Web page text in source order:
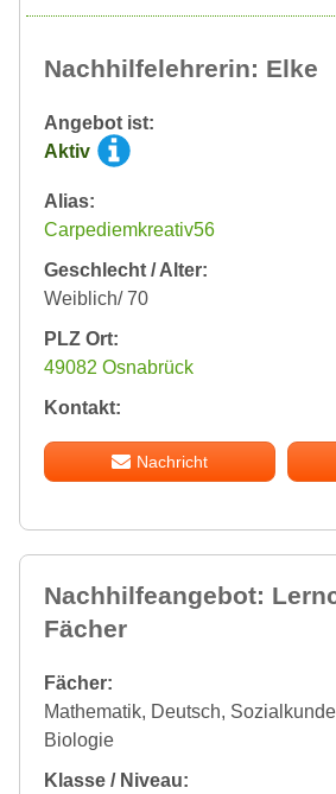
Nachhilfelehrerin: Elke
Angebot ist:
Aktiv
Alias:
Carpediemkreativ56
Geschlecht / Alter:
Weiblich/ 70
PLZ Ort:
49082 Osnabrück
Kontakt:
Nachricht
Nachhilfeangebot:
Fächer
Fächer:
Mathematik, Deutsch,
Biologie
Klasse / Niveau: